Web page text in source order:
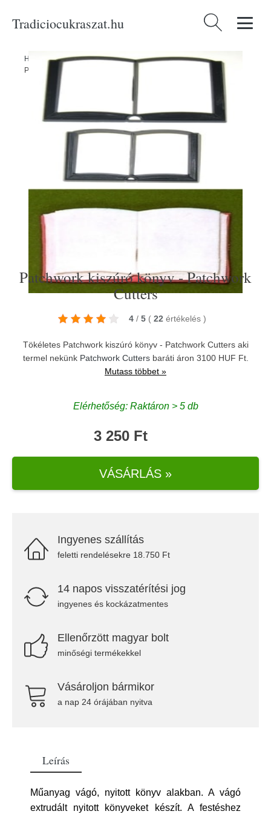
Tradiciocukraszat.hu Keresés:
Home /Produkty/Cukrászati eszközök/Patchwork kiszúró könyv -
Patchwork Cutters
Patchwork kiszúró könyv - Patchwork
Cutters
4 / 5 ( 22 értékelés )
Tökéletes Patchwork kiszúró könyv - Patchwork Cutters aki
termel nekünk Patchwork Cuttersbaráti áron 3100 HUF Ft.
Mutass többet »
Elérhetőség: Raktáron > 5 db
3 250 Ft
VÁSÁRLÁS »
Ingyenes szállítás
feletti rendelésekre 18.750 Ft
14 napos visszatérítési jog
ingyenes és kockázatmentes
Ellenőrzött magyar bolt
minőségi termékekkel
Vásároljon bármikor
a nap 24 órájában nyitva
Leírás
Műanyag vágó, nyitott könyv alakban. A vágó
extrudált nyitott könyveket készít. A festéshez